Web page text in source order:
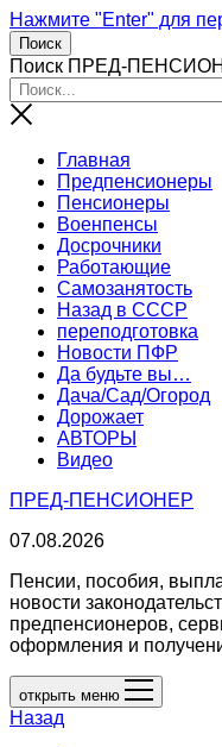
Нажмите "Enter" для
Поиск
Поиск ПРЕД-
Главная
Предпенсионеры
Пенсионеры
Военпенсы
Досрочники
Работающие
Самозанятость
Назад в СССР
переподготовка
Новости ПФР
Да будьте вы…
Дача/Сад/Огород
Дорожает
АВТОРЫ
Видео
ПРЕД-ПЕНСИОНЕР
07.08.2026
Пенсии, пособия,
новости
предпенсионеров,
оформления и
открыть меню
Назад